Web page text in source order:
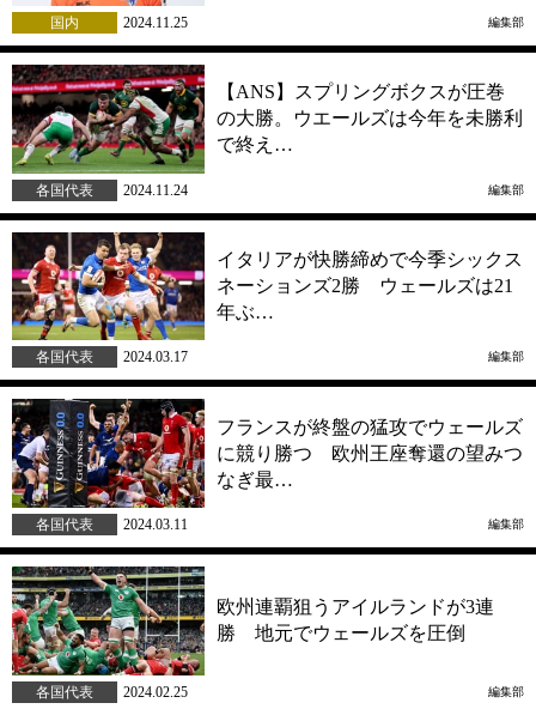
国内 2024.11.25 編集部
【ANS】スプリングボクスが圧巻
の大勝。ウエールズは今年を未勝利
で終え…
各国代表 2024.11.24 編集部
イタリアが快勝締めで今季シックス
ネーションズ2勝 ウェールズは21
年ぶ…
各国代表 2024.03.17 編集部
フランスが終盤の猛攻でウェールズ
に競り勝つ 欧州王座奪還の望みつ
なぎ最…
各国代表 2024.03.11 編集部
欧州連覇狙うアイルランドが3連
勝 地元でウェールズを圧倒
各国代表 2024.02.25 編集部